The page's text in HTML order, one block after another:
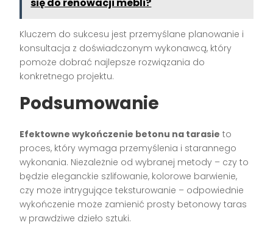
Kluczem do sukcesu jest przemyślane planowanie i
konsultacja z doświadczonym wykonawcą, który
pomoże dobrać najlepsze rozwiązania do
konkretnego projektu.
Podsumowanie
Efektowne wykończenie betonu na tarasie to
proces, który wymaga przemyślenia i starannego
wykonania. Niezależnie od wybranej metody – czy to
będzie eleganckie szlifowanie, kolorowe barwienie,
czy może intrygujące teksturowanie – odpowiednie
wykończenie może zamienić prosty betonowy taras
w prawdziwe dzieło sztuki.